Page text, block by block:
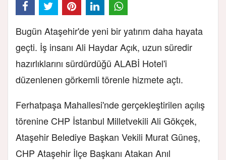
Bugün Ataşehir'de yeni bir yatırım daha hayata
geçti. İş insanı Ali Haydar Açık, uzun süredir
hazırlıklarını sürdürdüğü ALABİ Hotel'i
düzenlenen görkemli törenle hizmete açtı.
Ferhatpaşa Mahallesi'nde gerçekleştirilen açılış
törenine CHP İstanbul Milletvekili Ali Gökçek,
Ataşehir Belediye Başkan Vekili Murat Güneş,
CHP Ataşehir İlçe Başkanı Atakan Anıl